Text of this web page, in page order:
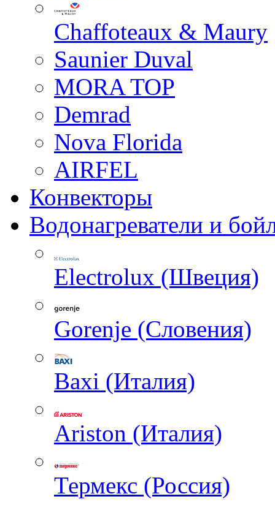
Chaffoteaux & Maury
Saunier Duval
MORA TOP
Demrad
Nova Florida
AIRFEL
Конвекторы
Водонагреватели и
Electrolux (Швеция)
Gorenje (Словения)
Baxi (Италия)
Ariston (Италия)
Термекс (Россия)